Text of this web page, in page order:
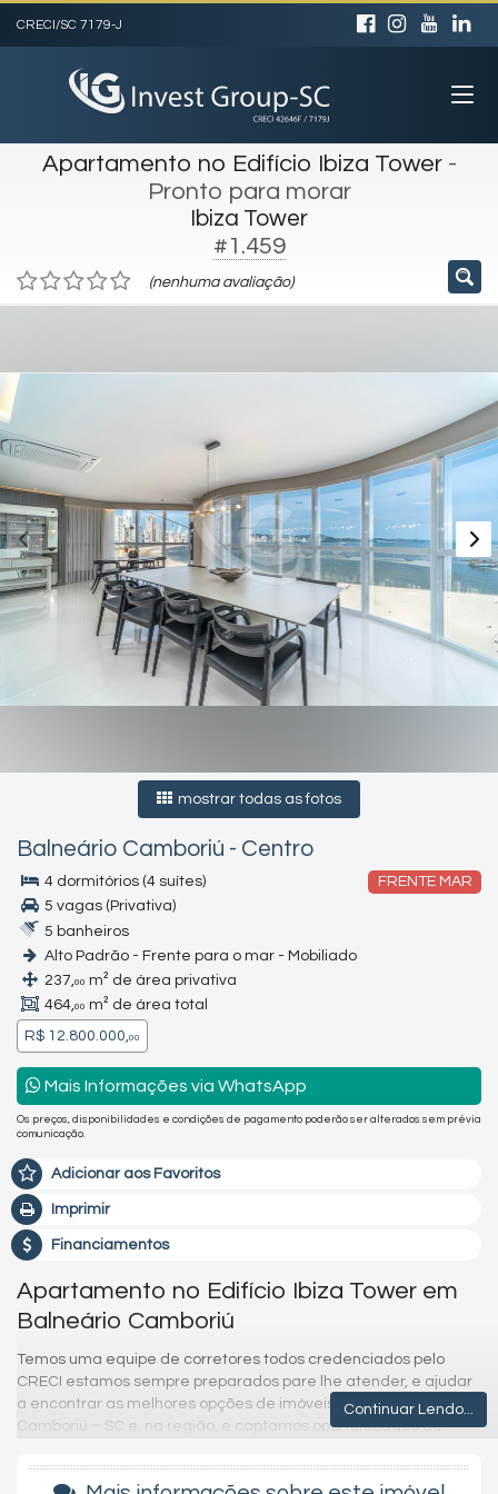
CRECI/SC 7179-J
Apartamento no Edifício Ibiza Tower-
Pronto para morar
Ibiza Tower
#1.459
(nenhuma avaliação)
mostrar todas as fotos
Balneário Camboriú - Centro
FRENTE MAR
4 dormitórios (4 suítes)
5 vagas (Privativa)
5 banheiros
Alto Padrão - Frente para o mar - Mobiliado
237,00 m² de área privativa
464,00 m² de área total
R$ 12.800.000,00
Mais Informações via WhatsApp
Os preços, disponibilidades e condições de pagamento poderão ser alterados sem prévia
comunicação.
Adicionar aos Favoritos
Imprimir
Financiamentos
Apartamento no Edifício Ibiza Tower em
Balneário Camboriú
Temos uma equipe de corretores todos credenciados pelo
CRECI estamos sempre preparados pare lhe atender, e ajudar
a encontrar as melhores opções de imóveis em Balneário
Camboriú – SC e na região, e captamos oportunidades de
com a maior segurança que existe.
Continuar Lendo...